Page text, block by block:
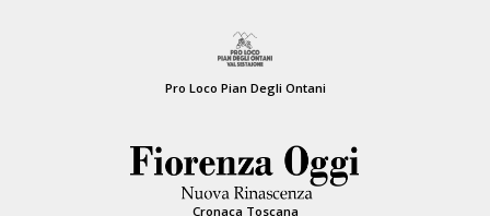
Pro Loco Pian Degli Ontani
Cronaca Toscana